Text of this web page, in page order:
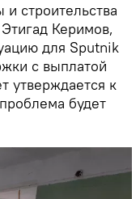
и строительства
Керимов,
для Sputnik
с выплатой
утверждается к
будет